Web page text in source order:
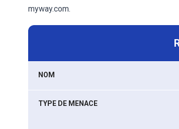
myway.com.
NOM
TYPE DE MENACE